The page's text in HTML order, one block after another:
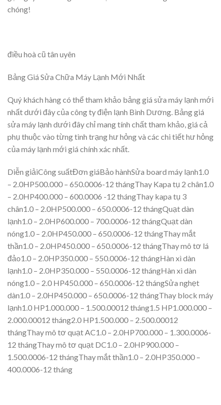
chóng!
điều hoà cũ tân uyên
Bảng Giá Sửa Chữa Máy Lạnh Mới Nhất
Quý khách hàng có thể tham khảo bảng giá sửa máy lạnh mới
nhất dưới đây của công ty điện lạnh Bình Dương. Bảng giá
sửa máy lạnh dưới đây chỉ mang tính chất tham khảo, giá cả
phụ thuộc vào từng tình trạng hư hỏng và các chi tiết hư hỏng
của máy lạnh mới giá chính xác nhất.
Diễn giảiCông suấtĐơn giáBảo hànhSửa board máy lạnh1.0
– 2.0HP500.000 – 650.0006-12 thángThay Kapa tụ 2 chân1.0
– 2.0HP400.000 – 600.0006 -12 thángThay kapa tụ 3
chân1.0 – 2.0HP500.000 – 650.0006-12 thángQuạt dàn
lạnh1.0 – 2.0HP600.000 – 700.0006-12 thángQuạt dàn
nóng1.0 – 2.0HP450.000 – 650.0006-12 thángThay mắt
thần1.0 – 2.0HP450.000 – 650.0006-12 thángThay mô tơ lá
đảo1.0 – 2.0HP350.000 – 550.0006-12 thángHàn xì dàn
lạnh1.0 – 2.0HP350.000 – 550.0006-12 thángHàn xì dàn
nóng1.0 – 2.0 HP450.000 – 650.0006-12 thángSửa nghẹt
dàn1.0 – 2.0HP450.000 – 650.0006-12 thángThay block máy
lạnh1.0 HP1.000.000 – 1.500.00012 tháng1.5 HP1.000.000 –
2.000.00012 tháng2.0 HP1.500.000 – 2.500.00012
thángThay mô tơ quạt AC1.0 – 2.0HP700.000 – 1.300.0006-
12 thángThay mô tơ quạt DC1.0 – 2.0HP900.000 –
1.500.0006-12 thángThay mắt thần1.0 – 2.0HP350.000 –
400.0006-12 tháng